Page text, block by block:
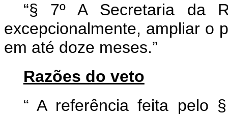
“§ 7º A Secretaria da
excepcionalmente, ampliar o
em até doze meses.”
Razões do veto
“A referência feita pelo